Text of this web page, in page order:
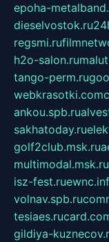
epoha-
dieselvostok.ru
regsmi.ru
h2o-salon.ru
tango-perm.ru
webkrasotki.com
ankou.spb.ru
sakhatoday.ru
golf2club.msk.ru
multimodal.msk.ru
isz-fest.ru
volnav.spb.ru
tesiaes.ru
gildiya-